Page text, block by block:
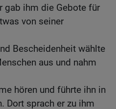
gab ihm die Gebote für
von seiner
Bescheidenheit wählte
aus und nahm
hören und führte ihn in
Dort sprach er zu ihm